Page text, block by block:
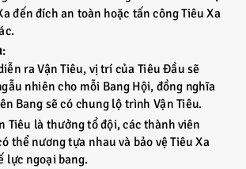
đến đích an toàn hoặc tấn công Tiêu Xa
:
ra Vận Tiêu, vị trí của Tiêu Đầu sẽ
nhiên cho mỗi Bang Hội, đồng nghĩa
Bang sẽ có chung lộ trình Vận Tiêu.
Tiêu là thưởng tổ đội, các thành viên
thể nương tựa nhau và bảo vệ Tiêu Xa
lực ngoại bang.